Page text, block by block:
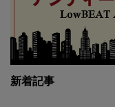
新着記事